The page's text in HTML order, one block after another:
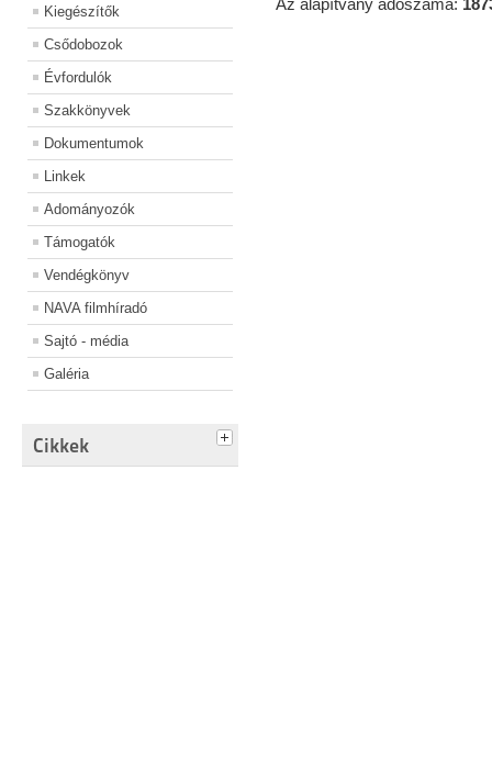
Kiegészítők
Csődobozok
Évfordulók
Szakkönyvek
Dokumentumok
Linkek
Adományozók
Támogatók
Vendégkönyv
NAVA filmhíradó
Sajtó - média
Galéria
Cikkek
Az alapítvány adószáma: